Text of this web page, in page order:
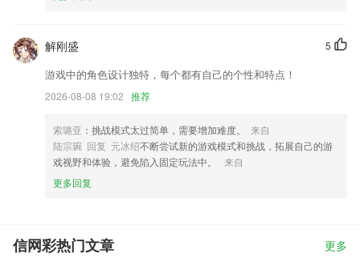
5
解刚盛
游戏中的角色设计独特，每个都有自己的个性和特点！
2026-08-08 19:02 推荐
索璐亚 ：挑战模式太过简单，需要增加难度。
来自
陆宗琬 回复 元冰绍不断尝试新的游戏模式和挑战，拓展自己的游
戏视野和体验，避免陷入固定玩法中。
来自
更多回复
信网彩热门文章 更多